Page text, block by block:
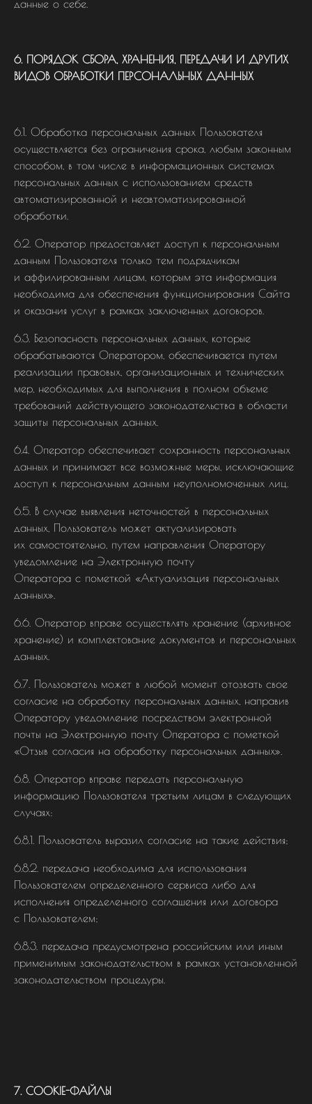
данные о себе.
6. ПОРЯДОК СБОРА, ХРАНЕНИЯ, ПЕРЕДАЧИ И ДРУГИХ
ВИДОВ ОБРАБОТКИ ПЕРСОНАЛЬНЫХ ДАННЫХ
6.1. Обработка персональных данных Пользователя
осуществляется без ограничения срока, любым законным
способом, в том числе в информационных системах
персональных данных с использованием средств
автоматизированной и неавтоматизированной
обработки.
6.2. Оператор предоставляет доступ к персональным
данным Пользователя только тем подрядчикам
и аффилированным лицам, которым эта информация
необходима для обеспечения функционирования Сайта
и оказания услуг в рамках заключенных договоров.
6.3. Безопасность персональных данных, которые
обрабатываются Оператором, обеспечивается путем
реализации правовых, организационных и технических
мер, необходимых для выполнения в полном объеме
требований действующего законодательства в области
защиты персональных данных.
6.4. Оператор обеспечивает сохранность персональных
данных и принимает все возможные меры, исключающие
доступ к персональным данным неуполномоченных лиц.
6.5. В случае выявления неточностей в персональных
данных, Пользователь может актуализировать
их самостоятельно, путем направления Оператору
уведомление на Электронную почту
Оператора с пометкой «Актуализация персональных
данных».
6.6. Оператор вправе осуществлять хранение (архивное
хранение) и комплектование документов и персональных
данных.
6.7. Пользователь может в любой момент отозвать свое
согласие на обработку персональных данных, направив
Оператору уведомление посредством электронной
почты на Электронную почту Оператора с пометкой
«Отзыв согласия на обработку персональных данных».
6.8. Оператор вправе передать персональную
информацию Пользователя третьим лицам в следующих
случаях:
6.8.1. Пользователь выразил согласие на такие действия;
6.8.2. передача необходима для использования
Пользователем определенного сервиса либо для
исполнения определенного соглашения или договора
с Пользователем;
6.8.3. передача предусмотрена российским или иным
применимым законодательством в рамках установленной
законодательством процедуры.
7. COOKIE-ФАЙЛЫ